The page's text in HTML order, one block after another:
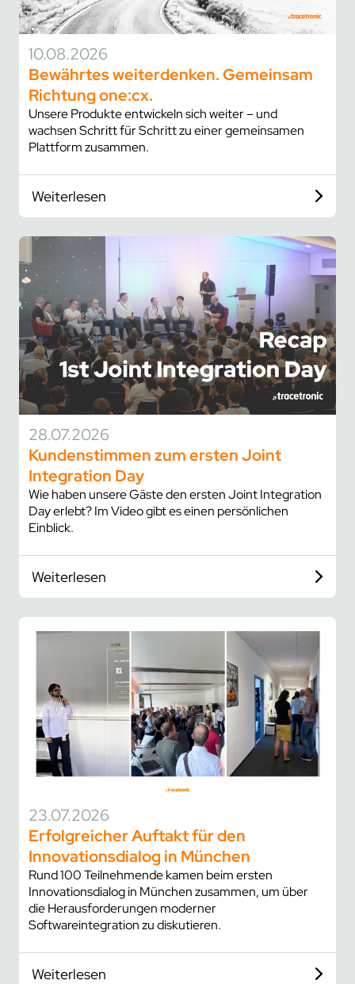
test.guide
scenario.architect
review.toolbox
japan
jobs
stellenangebote
was uns ausmacht
dein einstieg
beteiligungen
mitgliedschaften
forschung
kunden
unsere kunden
zusammenarbeit
projekte
compliance
zertifizierungen
standards
newsletter
10.08.2026
Bewährtes weiterdenken. Gemeinsam
Richtungone:cx.
Unsere Produkte entwickeln sich weiter – und
wachsen Schritt für Schritt zu einer gemeinsamen
Plattform zusammen.
Weiterlesen
28.07.2026
Kundenstimmen zum ersten Joint
Integration Day
Wie haben unsere Gäste den ersten Joint Integration
Day erlebt? Im Video gibt es einen persönlichen
Einblick.
Weiterlesen
23.07.2026
Erfolgreicher Auftakt für den
Innovationsdialog in München
Rund 100 Teilnehmende kamen beim ersten
Innovationsdialog in München zusammen, um über
die Herausforderungen moderner
Softwareintegration zu diskutieren.
Weiterlesen